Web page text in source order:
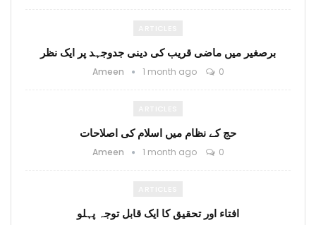
برصغیر میں ماضی قریب کی دینی جدوجہد پر ایک نظر
Ameen 1 month ago 0
حج کے نظام میں اسلام کی اصلاحات
Ameen 1 month ago 0
افتاء اور تحقیق کا ایک قابل توجہ پہلو